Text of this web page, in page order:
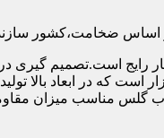
ضخامت،کشور
های 2،2.5 و 3 میلی متر
است که در ابعاد
گلس مناسب میزان